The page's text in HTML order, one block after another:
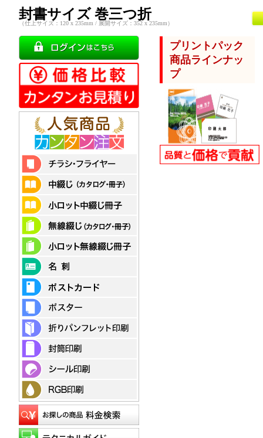
封書サイズ 巻三つ折
（仕上サイズ：120 x 235mm / 展開サイズ：352 x 235mm）
プリントパック
商品ラインナッ
プ